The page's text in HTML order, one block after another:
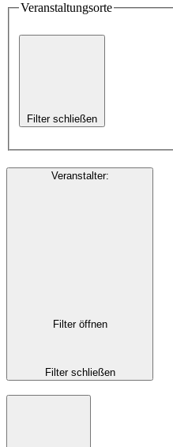
Veranstaltungsorte
Filter schließen
Veranstalter:
Filter öffnen
Filter schließen